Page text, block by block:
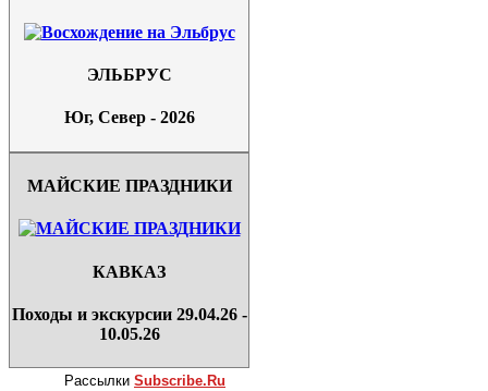
ЭЛЬБРУС
Юг, Север - 2026
МАЙСКИЕ ПРАЗДНИКИ
КАВКАЗ
Походы и экскурсии 29.04.26 -
10.05.26
Рассылки Subscribe.Ru